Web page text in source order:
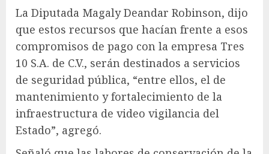
La Diputada Magaly Deandar Robinson, dijo
que estos recursos que hacían frente a esos
compromisos de pago con la empresa Tres
10 S.A. de C.V., serán destinados a servicios
de seguridad pública, “entre ellos, el de
mantenimiento y fortalecimiento de la
infraestructura de video vigilancia del
Estado”, agregó.